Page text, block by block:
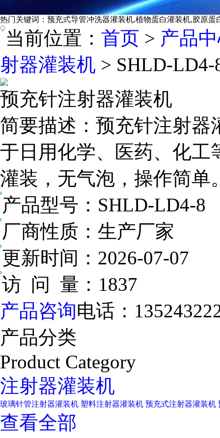
热门关键词： 预充式导管冲洗器灌装机,植物蛋白灌装机,胶原蛋
当前位置： 首页 > 产品
射器灌装机 > SHLD-
预充针注射器灌装机
简要描述： 预充针注射器
于日用化学、医药、化工
灌装，无气泡，操作简单
产品型号： SHLD-LD4-8
厂商性质： 生产厂家
更新时间： 2026-07-07
访 问 量： 1837
产品咨询电话：
产品分类
Product Category
注射器灌装机
玻璃针管注射器灌装机 塑料注射器灌装机 预充式注射器灌装机
查看全部